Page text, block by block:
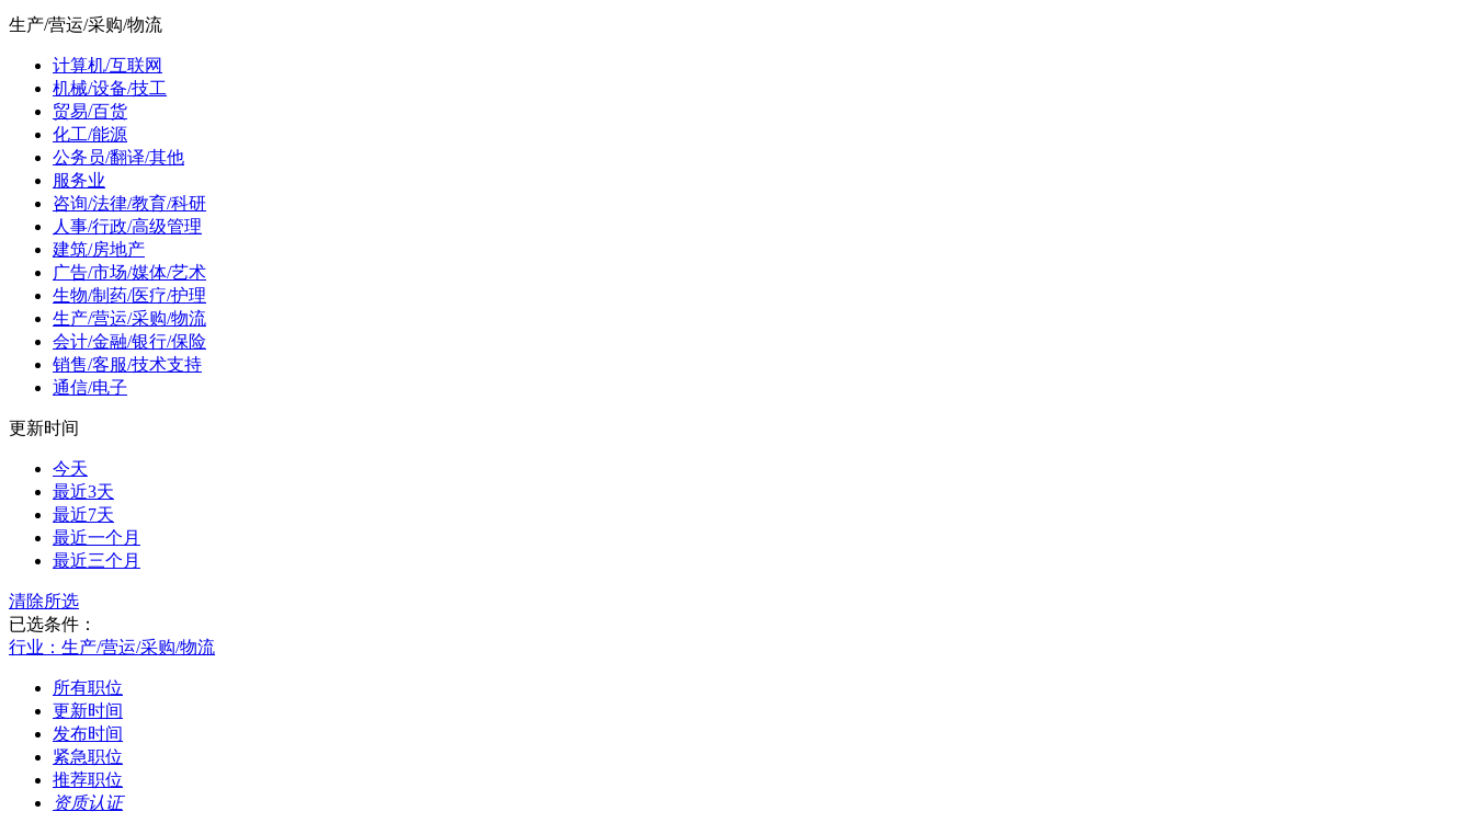
生产/营运/采购/物流
计算机/互联网
机械/设备/技工
贸易/百货
化工/能源
公务员/翻译/其他
服务业
咨询/法律/教育/科研
人事/行政/高级管理
建筑/房地产
广告/市场/媒体/艺术
生物/制药/医疗/护理
生产/营运/采购/物流
会计/金融/银行/保险
销售/客服/技术支持
通信/电子
更新时间
今天
最近3天
最近7天
最近一个月
最近三个月
清除所选
已选条件：
行业：生产/营运/采购/物流
所有职位
更新时间
发布时间
紧急职位
推荐职位
资质认证